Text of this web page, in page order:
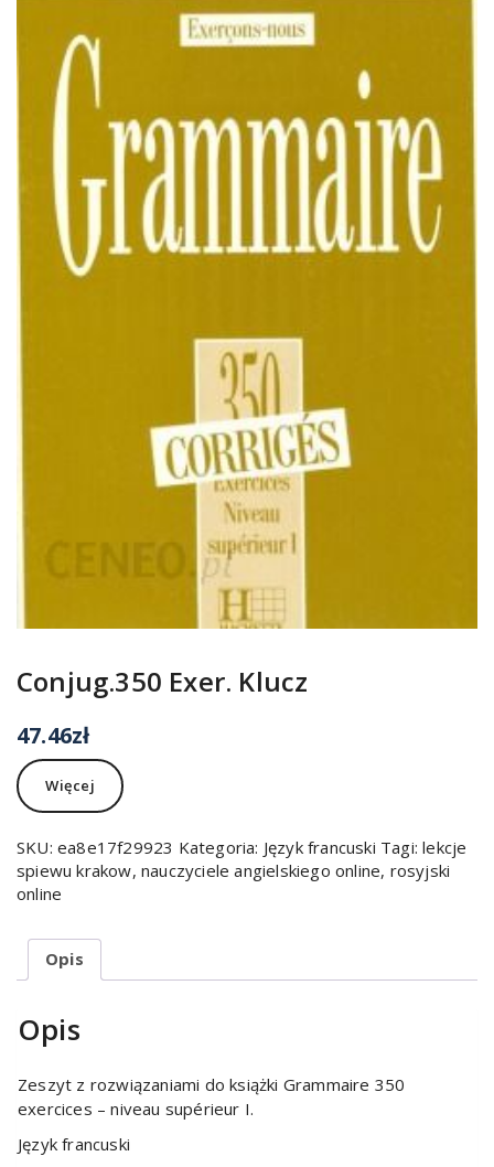
Conjug.350 Exer. Klucz
47.46zł
Więcej
SKU: ea8e17f29923 Kategoria: Język francuski Tagi:lekcje
spiewu krakow,nauczyciele angielskiego online, rosyjski
online
Opis
Opis
Zeszyt z rozwiązaniami do książki Grammaire 350
exercices – niveau supérieur I.
Język francuski